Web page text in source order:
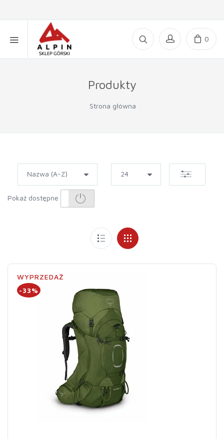
0
Produkty
Strona główna
Pokaż dostępne
WYPRZEDAŻ
-33%